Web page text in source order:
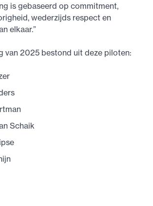
is gebaseerd op commitment,
wederzijds respect en
elkaar.”
van 2025 bestond uit deze piloten:
Schaik